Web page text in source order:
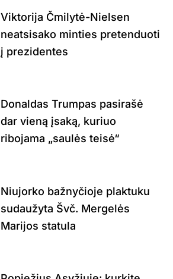
Viktorija Čmilytė-Nielsen
neatsisako minties pretenduoti
į prezidentes
Donaldas Trumpas pasirašė
dar vieną įsaką, kuriuo
ribojama „saulės teisė“
Niujorko bažnyčioje plaktuku
sudaužyta Švč. Mergelės
Marijos statula